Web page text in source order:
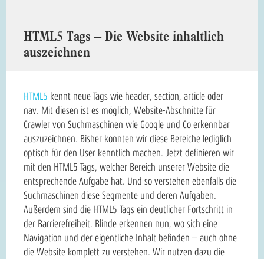
HTML5 Tags – Die Website inhaltlich
auszeichnen
HTML5 kennt neue Tags wie header, section, article oder
nav. Mit diesen ist es möglich, Website-Abschnitte für
Crawler von Suchmaschinen wie Google und Co erkennbar
auszuzeichnen. Bisher konnten wir diese Bereiche lediglich
optisch für den User kenntlich machen. Jetzt definieren wir
mit den HTML5 Tags, welcher Bereich unserer Website die
entsprechende Aufgabe hat. Und so verstehen ebenfalls die
Suchmaschinen diese Segmente und deren Aufgaben.
Außerdem sind die HTML5 Tags ein deutlicher Fortschritt in
der Barrierefreiheit. Blinde erkennen nun, wo sich eine
Navigation und der eigentliche Inhalt befinden – auch ohne
die Website komplett zu verstehen. Wir nutzen dazu die